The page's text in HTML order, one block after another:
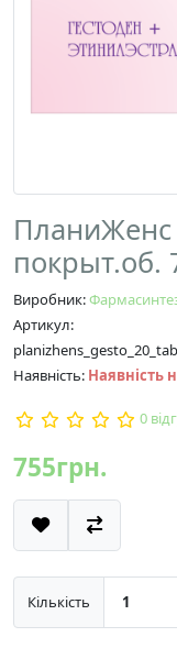
ПланиЖенс
покрыт.об.
Виробник:
Артикул:
Наявність: Наявність
0
755грн.
Кількість